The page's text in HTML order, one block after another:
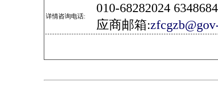
详情咨询电话:
010-68282024
应商邮箱: